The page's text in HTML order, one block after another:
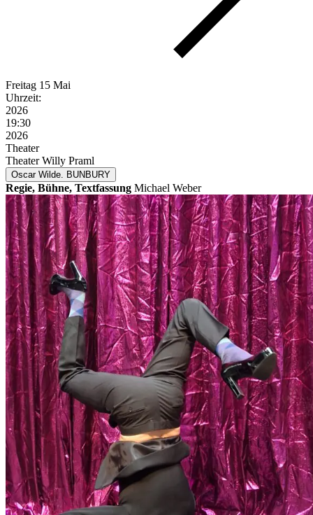
Freitag 15 Mai
Uhrzeit:
2026
19:30
2026
Theater
Theater Willy Praml
Oscar Wilde. BUNBURY
Regie, Bühne, Textfassung Michael Weber